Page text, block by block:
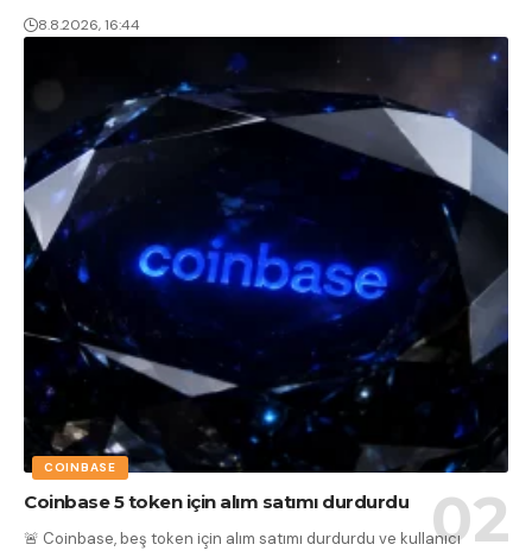
8.8.2026, 16:44
COINBASE
Coinbase 5 token için alım satımı durdurdu
🚨 Coinbase, beş token için alım satımı durdurdu ve kullanıcı